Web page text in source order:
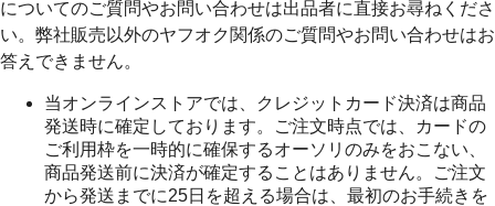
についてのご質問やお問い合わせは出品者に直接お尋ねくださ
い。弊社販売以外のヤフオク関係のご質問やお問い合わせはお
答えできません。
当オンラインストアでは、クレジットカード決済は商品
発送時に確定しております。ご注文時点では、カードの
ご利用枠を一時的に確保するオーソリのみをおこない、
商品発送前に決済が確定することはありません。ご注文
から発送までに25日を超える場合は、最初のお手続きを